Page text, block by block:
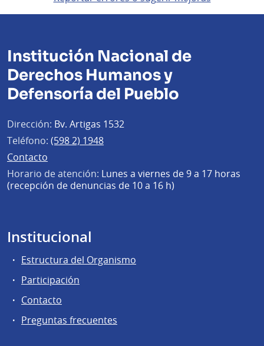
Institución Nacional de
Derechos Humanos y
Defensoría del Pueblo
Dirección: Bv. Artigas 1532
Teléfono: (598 2) 1948
Contacto
Horario de atención: Lunes a viernes de 9 a 17 horas
(recepción de denuncias de 10 a 16 h)
Institucional
Estructura del Organismo
Participación
Contacto
Preguntas frecuentes